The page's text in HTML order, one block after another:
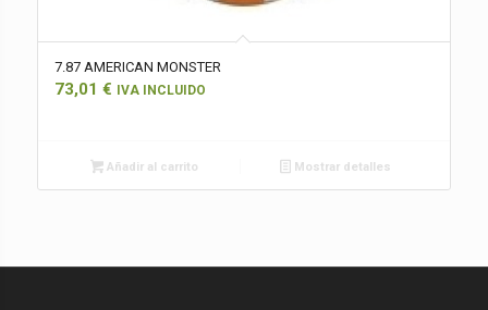
7.87 AMERICAN MONSTER
73,01 € IVA INCLUIDO
Añadir al carrito Mostrar detalles